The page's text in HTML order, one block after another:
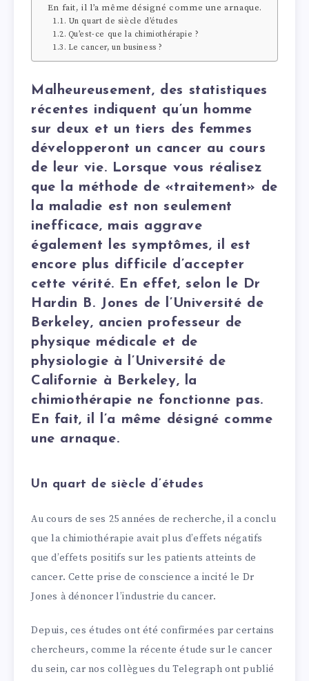
En fait, il l’a même désigné comme une arnaque.
Un quart de siècle d’études
Qu’est-ce que la chimiothérapie ?
Le cancer, un business ?
Malheureusement, des statistiques
récentes indiquent qu’un homme
sur deux et un tiers des femmes
développeront un cancer au cours
de leur vie. Lorsque vous réalisez
que la méthode de «traitement» de
la maladie est non seulement
inefficace, mais aggrave
également les symptômes, il est
encore plus difficile d’accepter
cette vérité. En effet, selon le Dr
Hardin B. Jones de l’Université de
Berkeley, ancien professeur de
physique médicale et de
physiologie à l’Université de
Californie à Berkeley, la
chimiothérapie ne fonctionne pas.
En fait, il l’a même désigné comme
une arnaque.
Un quart de siècle d’études
Au cours de ses 25 années de recherche, il a conclu
que la chimiothérapie avait plus d’effets négatifs
que d’effets positifs sur les patients atteints de
cancer. Cette prise de conscience a incité le Dr
Jones à dénoncer l’industrie du cancer.
Depuis, ces études ont été confirmées par certains
chercheurs, comme la récente étude sur le cancer
du sein, car nos collègues du Telegraph ont publié